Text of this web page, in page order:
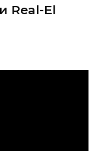
Real-El